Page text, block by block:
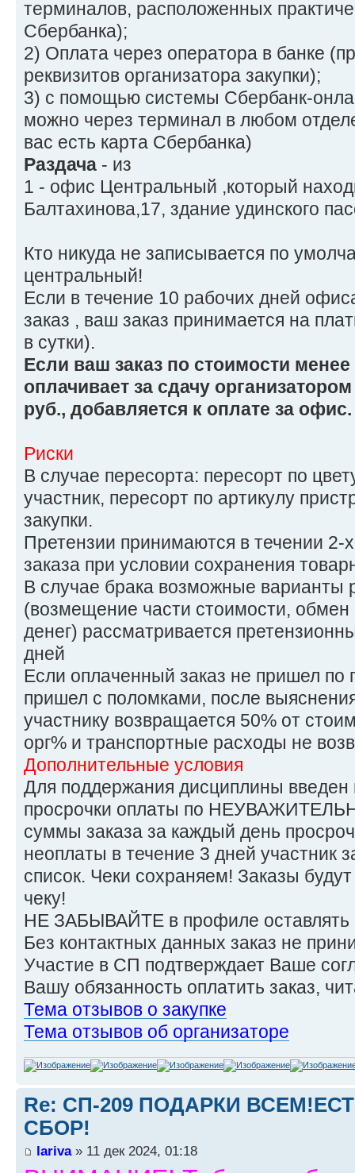
терминалов, расположенных
Сбербанка);
2) Оплата через оператора в банке
реквизитов организатора закупки);
3) с помощью системы Сбербанк-
можно через терминал в любом
вас есть карта Сбербанка)
Раздача - из
1 - офис Центральный ,который
Балтахинова,17, здание удинского
Кто никуда не записывается по
центральный!
Если в течение 10 рабочих дней
заказ , ваш заказ принимается на
в сутки).
Если ваш заказ по стоимости менее
оплачивает за сдачу
руб., добавляется к оплате за офис.
Риски
В случае пересорта: пересорт по
участник, пересорт по артикулу
закупки.
Претензии принимаются в течении 2-
заказа при условии сохранения
В случае брака возможные
(возмещение части стоимости, обмен
денег) рассматривается
дней
Если оплаченный заказ не пришел
пришел с поломками, после
участнику возвращается 50% от
орг% и транспортные расходы не
Дополнительные условия
Для поддержания дисциплины
просрочки оплаты по
суммы заказа за каждый день
неоплаты в течение 3 дней участник
список. Чеки сохраняем! Заказы
чеку!
НЕ ЗАБЫВАЙТЕ в профиле оставлять
Без контактных данных заказ не
Участие в СП подтверждает Ваше
Вашу обязанность оплатить заказ,
Тема отзывов о закупке
Тема отзывов об организаторе
Re: СП-209 ПОДАРКИ
СБОР!
lariva» 11 дек 2024, 01:18